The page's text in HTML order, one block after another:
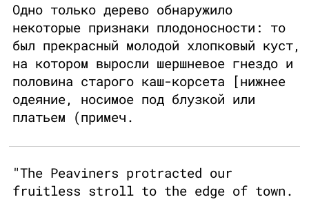
Одно только дерево обнаружило
некоторые признаки плодоносности: то
был прекрасный молодой хлопковый куст,
на котором выросли шершневое гнездо и
половина старого каш-корсета [нижнее
одеяние, носимое под блузкой или
платьем (примеч.
"The Peaviners protracted our
fruitless stroll to the edge of town.